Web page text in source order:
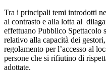
Tra i principali temi introdotti
al contrasto e alla lotta al
effettuano Pubblico Spettacolo
relativo alla capacità dei
regolamento per l’accesso al
persone che si rifiutino di
adottate.